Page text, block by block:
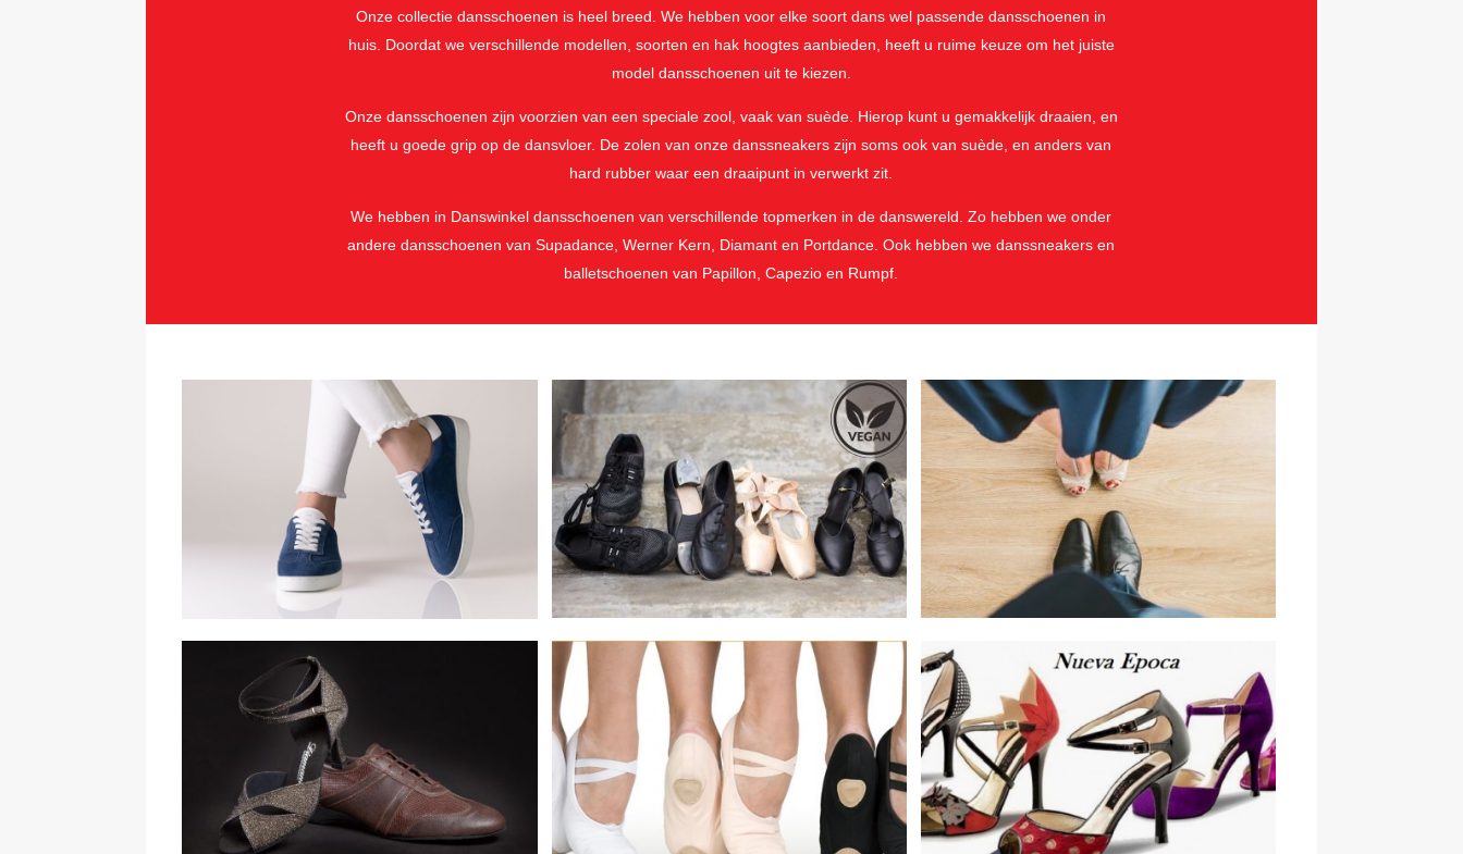
Onze collectie dansschoenen is heel breed. We hebben voor elke soort dans wel passende dansschoenen in
huis. Doordat we verschillende modellen, soorten en hak hoogtes aanbieden, heeft u ruime keuze om het juiste
model dansschoenen uit te kiezen.
Onze dansschoenen zijn voorzien van een speciale zool, vaak van suède. Hierop kunt u gemakkelijk draaien, en
heeft u goede grip op de dansvloer. De zolen van onze danssneakers zijn soms ook van suède, en anders van
hard rubber waar een draaipunt in verwerkt zit.
We hebben in Danswinkel dansschoenen van verschillende topmerken in de danswereld. Zo hebben we onder
andere dansschoenen van Supadance, Werner Kern, Diamant en Portdance. Ook hebben we danssneakers en
balletschoenen van Papillon, Capezio en Rumpf.
Suny Danssneakers voor Latin en
Salsa
Vegan Dansschoenen
Argentijnse tango dansschoenen
voor beginners